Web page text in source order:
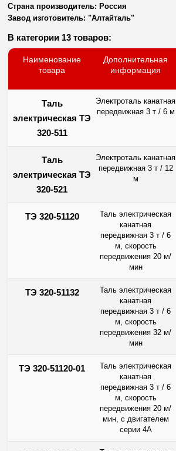
Страна производитель: Россия
Завод изготовитель: "Алтайталь"
В категории 13 товаров:
Наименование
товара
Дополнительная
информация
Таль
электрическая ТЭ
320-511
Электроталь канатная
передвижная 3 т / 6 м
Таль
электрическая ТЭ
320-521
Электроталь канатная
передвижная 3 т / 12
м
ТЭ 320-51120
Таль электрическая
канатная
передвижная 3 т / 6
м, скорость
передвижения 20 м/
мин
ТЭ 320-51132
Таль электрическая
канатная
передвижная 3 т / 6
м, скорость
передвижения 32 м/
мин
ТЭ 320-51120-01
Таль электрическая
канатная
передвижная 3 т / 6
м, скорость
передвижения 20 м/
мин, с двигателем
серии 4А